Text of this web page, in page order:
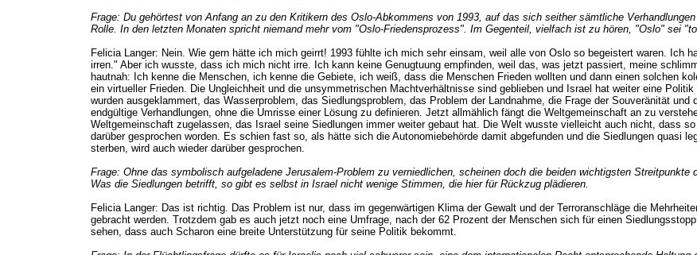
Frage: Du gehörtest von Anfang an zu den Kritikern des Oslo-Abkommens von 1993, auf das sich seither sämtliche
Rolle. In den letzten Monaten spricht niemand mehr vom "Oslo-Friedensprozess". Im Gegenteil, vielfach ist zu hören, "Oslo" sei
Felicia Langer: Nein. Wie gern hätte ich mich geirrt! 1993 fühlte ich mich sehr einsam, weil alle von Oslo so begeistert waren. Ich
irren." Aber ich wusste, dass ich mich nicht irre. Ich kann keine Genugtuung empfinden, weil das, was jetzt passiert, meine
hautnah: Ich kenne die Menschen, ich kenne die Gebiete, ich weiß, dass die Menschen Frieden wollten und dann einen solchen
ein virtueller Frieden. Die Ungleichheit und die unsymmetrischen Machtverhältnisse sind geblieben und Israel hat weiter eine
wurden ausgeklammert, das Wasserproblem, das Siedlungsproblem, das Problem der Landnahme, die Frage der Souveränität
endgültige Verhandlungen, ohne die Umrisse einer Lösung zu definieren. Jetzt allmählich fängt die Weltgemeinschaft an zu
Weltgemeinschaft zugelassen, das Israel seine Siedlungen immer weiter gebaut hat. Die Welt wusste vielleicht auch nicht, dass
darüber gesprochen worden. Es schien fast so, als hätte sich die Autonomiebehörde damit abgefunden und die Siedlungen quasi
sterben, wird auch wieder darüber gesprochen.
Frage: Ohne das symbolisch aufgeladene Jerusalem-Problem zu verniedlichen, scheinen doch die beiden wichtigsten Streitpunkte
Was die Siedlungen betrifft, so gibt es selbst in Israel nicht wenige Stimmen, die hier für Rückzug plädieren.
Felicia Langer: Das ist richtig. Das Problem ist nur, dass im gegenwärtigen Klima der Gewalt und der Terroranschläge die
gebracht werden. Trotzdem gab es auch jetzt noch eine Umfrage, nach der 62 Prozent der Menschen sich für einen
sehen, dass auch Scharon eine breite Unterstützung für seine Politik bekommt.